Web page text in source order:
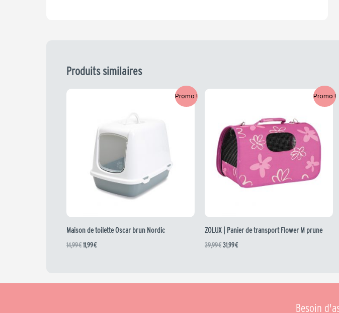
Produits similaires
Promo !
Maison de toilette Oscar brun Nordic
14,99€
14,99 €.
11,99€
11,99 €.
Promo !
ZOLUX | Panier de transport Flower M prune
39,99€
39,99 €.
31,99€
31,99 €.
Besoin